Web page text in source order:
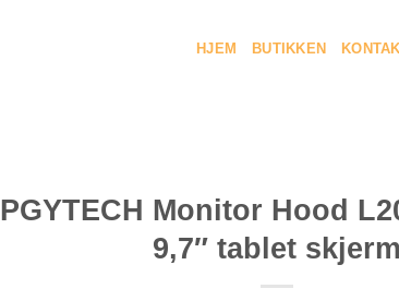
HJEM BUTIKKEN
PGYTECH Monitor Hood
9,7″ tablet skjerm